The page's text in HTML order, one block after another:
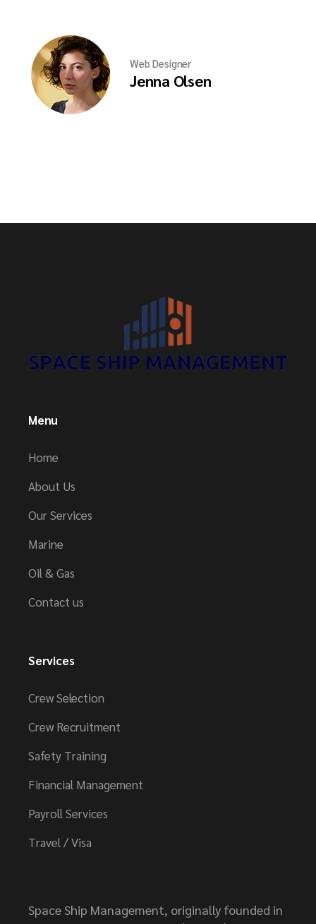
Web Designer
Jenna Olsen
Menu
Home
About Us
Our Services
Marine
Oil & Gas
Contact us
Services
Crew Selection
Crew Recruitment
Safety Training
Financial Management
Payroll Services
Travel / Visa
Space Ship Management, originally founded in